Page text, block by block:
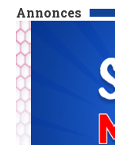
Annonces